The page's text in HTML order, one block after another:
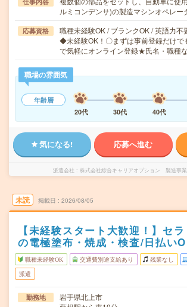
ルミコンデンサ)の製造マシンオペレ
応募資格
職種未経験OK / ブランクOK / 英語力不
◆未経験OK！〇まずは事前登録だけで
で気軽にオンライン登録★氏名・職種
職場の雰囲気
年齢層
20代
30代 40代
気になる! 応募へ進む
派遣会社 株式会社綜合キャリアオプション 製造事業
未読 掲載日 2026/08/05
【未経験スタート大歓迎！】セ
の電極塗布・焼成・検査/日払い
職種未経験OK 交通費別途支給あり 残業なし
派遣
勤務地
岩手県北上市